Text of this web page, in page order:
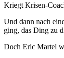
Kriegt Krisen-
Und dann nach
ging, das Ding zu
Doch Eric Martel